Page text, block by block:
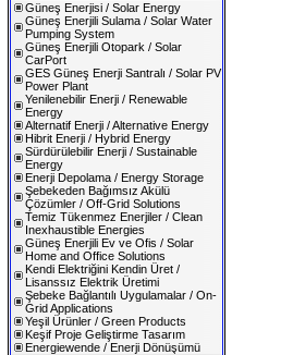
Güneş Enerjisi / Solar Energy
Güneş Enerjili Sulama / Solar Water
Pumping System
Güneş Enerjili Otopark / Solar
CarPort
GES Güneş Enerji Santralı / Solar PV
Power Plant
Yenilenebilir Enerji / Renewable
Energy
Alternatif Enerji / Alternative Energy
Hibrit Enerji / Hybrid Energy
Sürdürülebilir Enerji / Sustainable
Energy
Enerji Depolama / Energy Storage
Şebekeden Bağımsız Akülü
Çözümler / Off-Grid Solutions
Temiz Tükenmez Enerjiler / Clean
Inexhaustible Energies
Güneş Enerjili Ev ve Ofis / Solar
Home and Office Solutions
Kendi Elektriğini Kendin Üret /
Lisanssız Elektrik Üretimi
Şebeke Bağlantılı Uygulamalar / On-
Grid Applications
Yeşil Ürünler / Green Products
Keşif Proje Geliştirme Tasarım
Energiewende / Enerji Dönüşümü